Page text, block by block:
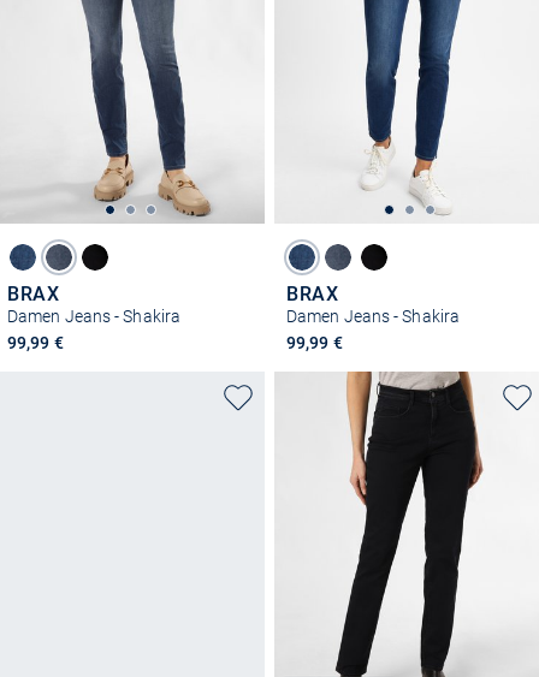
BRAX
Damen Jeans - Shakira
99,99 €
BRAX
Damen Jeans - Shakira
99,99 €